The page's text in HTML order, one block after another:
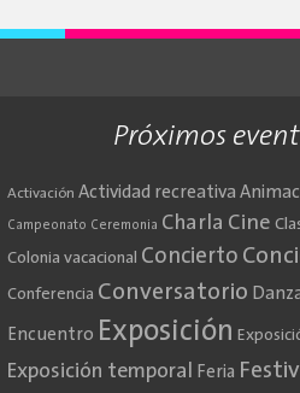
Próximos
Activación Actividad recreativa
Campeonato Ceremonia Charla Cine
Colonia vacacional Concierto
Conferencia Conversatorio
Encuentro Exposición
Exposición temporal Feria